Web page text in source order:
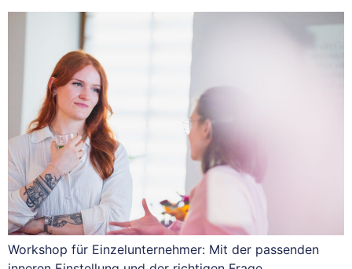
Workshop für Einzelunternehmer: Mit der passenden